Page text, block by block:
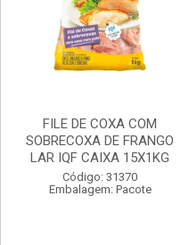
FILE DE COXA COM
SOBRECOXA DE FRANGO
LAR IQF CAIXA 15X1KG
Código: 31370
Embalagem: Pacote